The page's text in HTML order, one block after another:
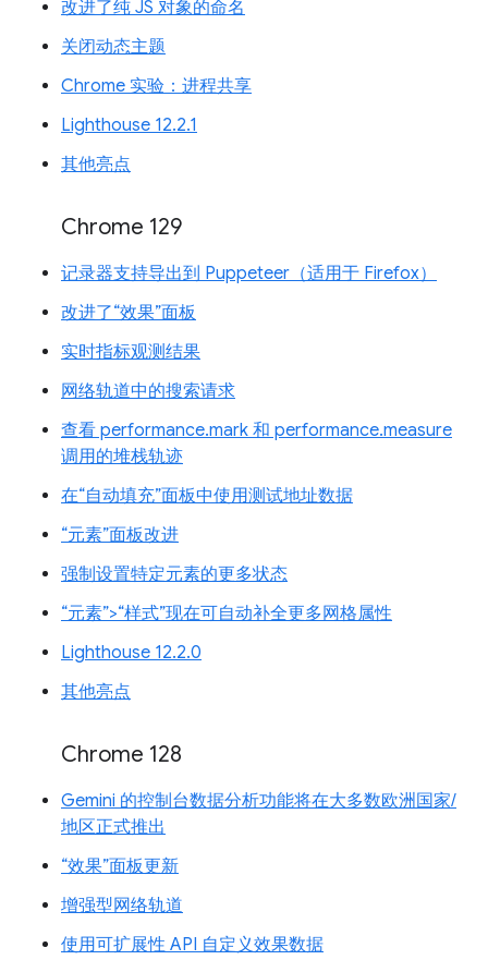
改进了纯 JS 对象的命名
关闭动态主题
Chrome 实验：进程共享
Lighthouse 12.2.1
其他亮点
Chrome 129
记录器支持导出到 Puppeteer（适用于 Firefox）
改进了“效果”面板
实时指标观测结果
网络轨道中的搜索请求
查看 performance.mark 和 performance.measure
调用的堆栈轨迹
在“自动填充”面板中使用测试地址数据
“元素”面板改进
强制设置特定元素的更多状态
“元素”>“样式”现在可自动补全更多网格属性
Lighthouse 12.2.0
其他亮点
Chrome 128
Gemini 的控制台数据分析功能将在大多数欧洲国家/
地区正式推出
“效果”面板更新
增强型网络轨道
使用可扩展性 API 自定义效果数据